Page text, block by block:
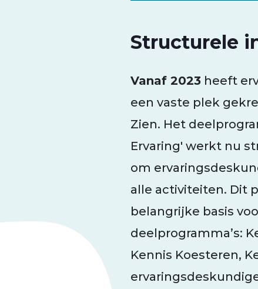
Structurele
Vanaf 2023 heeft
een vaste plek
Zien. Het
Ervaring' werkt nu
om
alle activiteiten. Dit
belangrijke basis
deelprogramma’s:
Kennis Koesteren,